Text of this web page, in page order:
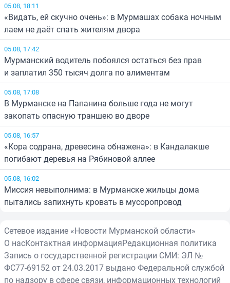
05.08, 18:11
«Видать, ей скучно очень»: в Мурмашах собака ночным
лаем не даёт спать жителям двора
05.08, 17:42
Мурманский водитель побоялся остаться без прав
и заплатил 350 тысяч долга по алиментам
05.08, 17:08
В Мурманске на Папанина больше года не могут
закопать опасную траншею во дворе
05.08, 16:57
«Кора содрана, древесина обнажена»: в Кандалакше
погибают деревья на Рябиновой аллее
05.08, 16:02
Миссия невыполнима: в Мурманске жильцы дома
пытались запихнуть кровать в мусоропровод
Сетевое издание «Новости Мурманской области»
О насКонтактная информацияРедакционная политика
Запись о государственной регистрации СМИ: ЭЛ №
ФС77-69152 от 24.03.2017 выдано Федеральной службой
по надзору в сфере связи, информационных технологий